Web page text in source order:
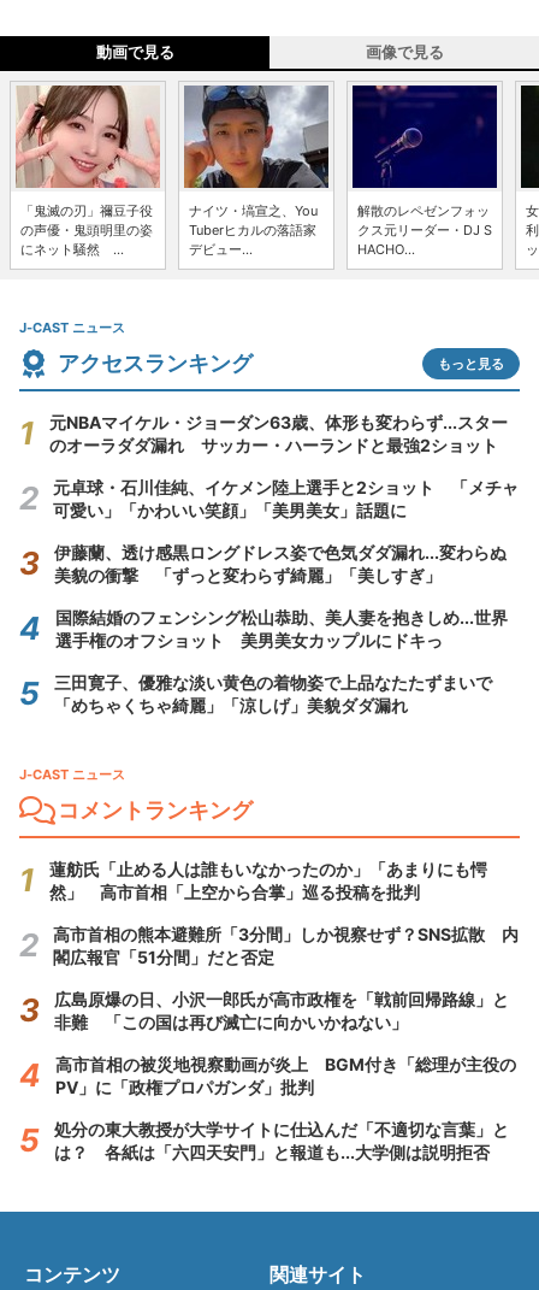
動画で見る 画像で見る
「鬼滅の刃」禰豆子役
の声優・鬼頭明里の姿
にネット騒然 ...
ナイツ・塙宣之、You
Tuberヒカルの落語家
デビュー...
解散のレペゼンフォッ
クス元リーダー・DJ S
HACHO...
J-CAST ニュース
アクセスランキング もっと見る
元NBAマイケル・ジョーダン63歳、体形も変わらず...スター
のオーラダダ漏れ サッカー・ハーランドと最強2ショット
元卓球・石川佳純、イケメン陸上選手と2ショット 「メチャ
可愛い」「かわいい笑顔」「美男美女」話題に
伊藤蘭、透け感黒ロングドレス姿で色気ダダ漏れ...変わらぬ
美貌の衝撃 「ずっと変わらず綺麗」「美しすぎ」
国際結婚のフェンシング松山恭助、美人妻を抱きしめ...世界
選手権のオフショット 美男美女カップルにドキっ
三田寛子、優雅な淡い黄色の着物姿で上品なたたずまいで
「めちゃくちゃ綺麗」「涼しげ」美貌ダダ漏れ
J-CAST ニュース
コメントランキング
蓮舫氏「止める人は誰もいなかったのか」「あまりにも愕
然」 高市首相「上空から合掌」巡る投稿を批判
高市首相の熊本避難所「3分間」しか視察せず？SNS拡散 内
閣広報官「51分間」だと否定
広島原爆の日、小沢一郎氏が高市政権を「戦前回帰路線」と
非難 「この国は再び滅亡に向かいかねない」
高市首相の被災地視察動画が炎上 BGM付き「総理が主役の
PV」に「政権プロパガンダ」批判
処分の東大教授が大学サイトに仕込んだ「不適切な言葉」と
は？ 各紙は「六四天安門」と報道も...大学側は説明拒否
コンテンツ 関連サイト